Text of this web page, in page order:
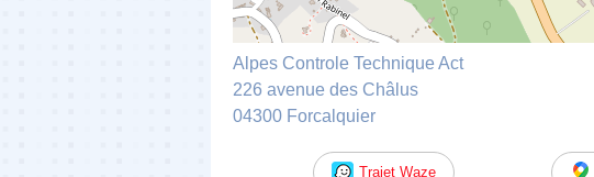
Alpes Controle Technique Act
226 avenue des Châlus
04300 Forcalquier
Trajet Waze